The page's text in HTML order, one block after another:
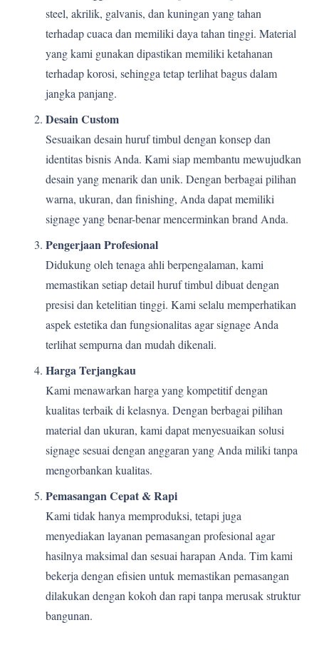
steel, akrilik, galvanis, dan kuningan yang tahan
terhadap cuaca dan memiliki daya tahan tinggi. Material
yang kami gunakan dipastikan memiliki ketahanan
terhadap korosi, sehingga tetap terlihat bagus dalam
jangka panjang.
Desain Custom
Sesuaikan desain huruf timbul dengan konsep dan
identitas bisnis Anda. Kami siap membantu mewujudkan
desain yang menarik dan unik. Dengan berbagai pilihan
warna, ukuran, dan finishing, Anda dapat memiliki
signage yang benar-benar mencerminkan brand Anda.
Pengerjaan Profesional
Didukung oleh tenaga ahli berpengalaman, kami
memastikan setiap detail huruf timbul dibuat dengan
presisi dan ketelitian tinggi. Kami selalu memperhatikan
aspek estetika dan fungsionalitas agar signage Anda
terlihat sempurna dan mudah dikenali.
Harga Terjangkau
Kami menawarkan harga yang kompetitif dengan
kualitas terbaik di kelasnya. Dengan berbagai pilihan
material dan ukuran, kami dapat menyesuaikan solusi
signage sesuai dengan anggaran yang Anda miliki tanpa
mengorbankan kualitas.
Pemasangan Cepat & Rapi
Kami tidak hanya memproduksi, tetapi juga
menyediakan layanan pemasangan profesional agar
hasilnya maksimal dan sesuai harapan Anda. Tim kami
bekerja dengan efisien untuk memastikan pemasangan
dilakukan dengan kokoh dan rapi tanpa merusak struktur
bangunan.